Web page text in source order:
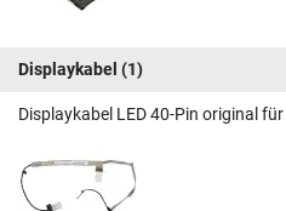
Displaykabel (1)
Displaykabel LED 40-Pin original